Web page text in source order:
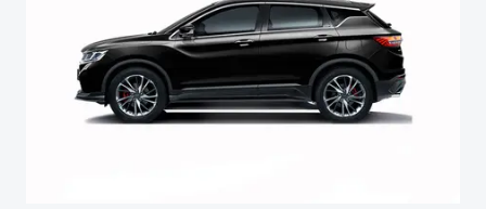
Яркий кроссовер
от 2 219 990 ₽*
Трейд-ин
Страхование
Гарантия Belgee
Belgee Линк
О дилерском центре
Правовая информация